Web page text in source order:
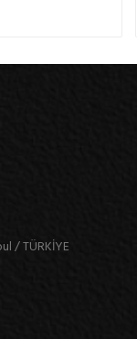
/ TÜRKİYE